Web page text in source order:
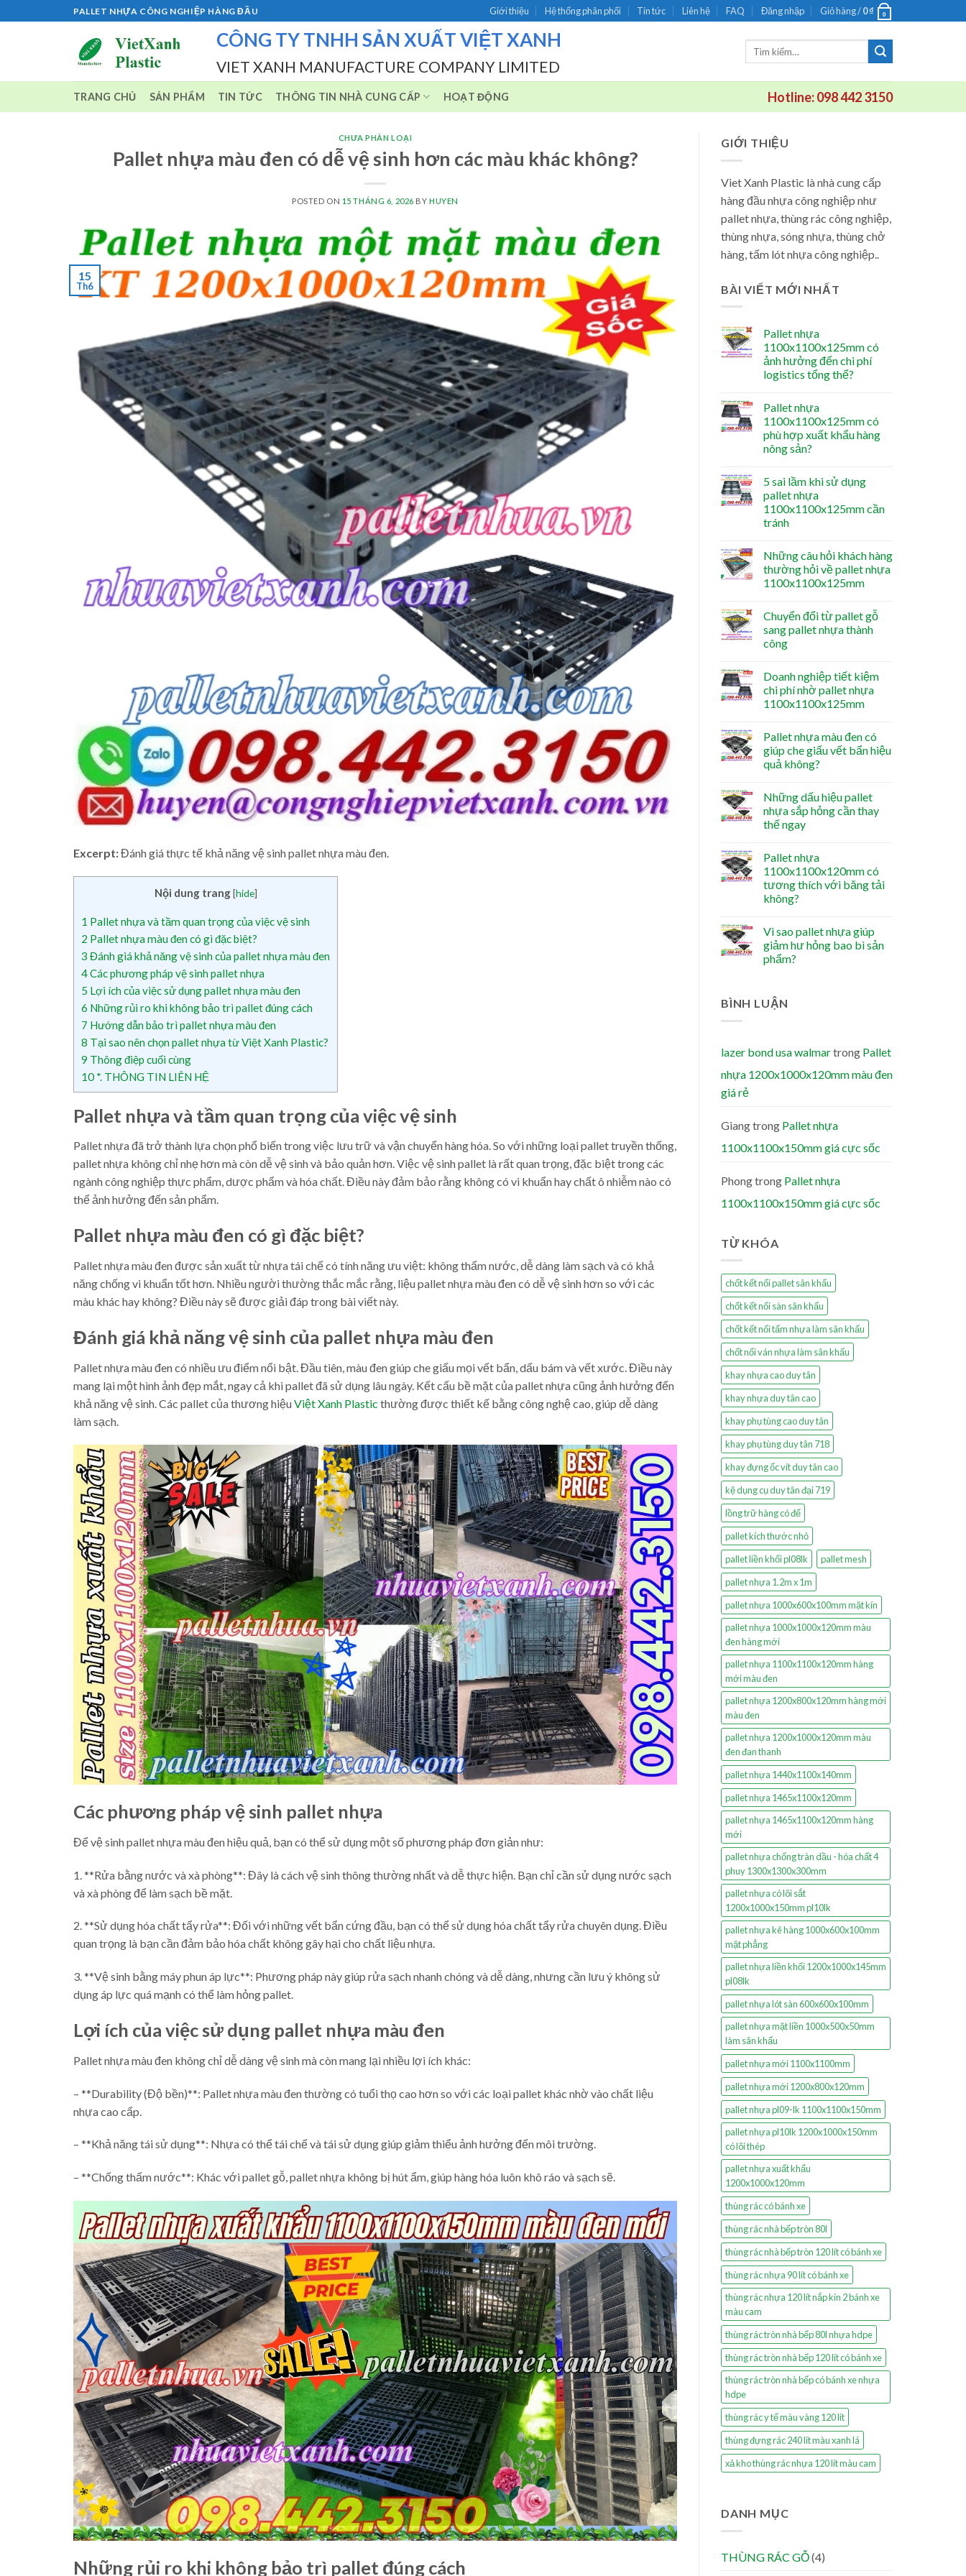
to
PALLET NHỰA CÔNG NGHIỆP HÀNG ĐẦU Giới thiệu Hệ thống phân phối Tin tức Liên hệ FAQ Đăng nhập Giỏ hàng /0₫ 0
CÔNG TY TNHH SẢN XUẤT VIỆT XANH
VIET XANH MANUFACTURE COMPANY LIMITED
TRANG CHỦ SẢN PHẨM TIN TỨC THÔNG TIN NHÀ CUNG CẤP HOẠT ĐỘNG Hotline: 098 442 3150
CHƯA PHÂN LOẠI
Pallet nhựa màu đen có dễ vệ sinh hơn các màu khác không?
POSTED ON 15 THÁNG 6, 2026 BY HUYEN
15
Th6
Excerpt:Đánh giá thực tế khả năng vệ sinh pallet nhựa màu đen.
Nội dung trang [hide]
1 Pallet nhựa và tầm quan trọng của việc vệ sinh
2 Pallet nhựa màu đen có gì đặc biệt?
3 Đánh giá khả năng vệ sinh của pallet nhựa màu đen
4Các phương pháp vệ sinh pallet nhựa
5 Lợi ích của việc sử dụng pallet nhựa màu đen
6 Những rủi ro khi không bảo trì pallet đúng cách
7 Hướng dẫn bảo trì pallet nhựa màu đen
8 Tại sao nên chọn pallet nhựa từ Việt Xanh Plastic?
9 Thông điệp cuối cùng
10 *. THÔNG TIN LIÊN HỆ
Pallet nhựa và tầm quan trọng của việc vệ sinh
Pallet nhựa đã trở thành lựa chọn phổ biến trong việc lưu trữ và vận chuyển hàng hóa. So với những loại pallet truyền thống,
pallet nhựa không chỉ nhẹ hơn mà còn dễ vệ sinh và bảo quản hơn. Việc vệ sinh pallet là rất quan trọng, đặc biệt trong các
ngành công nghiệp thực phẩm, dược phẩm và hóa chất. Điều này đảm bảo rằng không có vi khuẩn hay chất ô nhiễm nào có
thể ảnh hưởng đến sản phẩm.
Pallet nhựa màu đen có gì đặc biệt?
Pallet nhựa màu đen được sản xuất từ nhựa tái chế có tính năng ưu việt: không thấm nước, dễ dàng làm sạch và có khả
năng chống vi khuẩn tốt hơn. Nhiều người thường thắc mắc rằng, liệu pallet nhựa màu đen có dễ vệ sinh hơn so với các
màu khác hay không? Điều này sẽ được giải đáp trong bài viết này.
Đánh giá khả năng vệ sinh của pallet nhựa màu đen
Pallet nhựa màu đen có nhiều ưu điểm nổi bật. Đầu tiên, màu đen giúp che giấu mọi vết bẩn, dấu bám và vết xước. Điều này
mang lại một hình ảnh đẹp mắt, ngay cả khi pallet đã sử dụng lâu ngày. Kết cấu bề mặt của pallet nhựa cũng ảnh hưởng đến
khả năng vệ sinh. Các pallet của thương hiệuViệt Xanh Plastic thường được thiết kế bằng công nghệ cao, giúp dễ dàng
làm sạch.
Các phương pháp vệ sinh pallet nhựa
Để vệ sinh pallet nhựa màu đen hiệu quả, bạn có thể sử dụng một số phương pháp đơn giản như:
1. **Rửa bằng nước và xà phòng**: Đây là cách vệ sinh thông thường nhất và dễ thực hiện. Bạn chỉ cần sử dụng nước sạch
và xà phòng để làm sạch bề mặt.
2. **Sử dụng hóa chất tẩy rửa**: Đối với những vết bẩn cứng đầu, bạn có thể sử dụng hóa chất tẩy rửa chuyên dụng. Điều
quan trọng là bạn cần đảm bảo hóa chất không gây hại cho chất liệu nhựa.
3. **Vệ sinh bằng máy phun áp lực**: Phương pháp này giúp rửa sạch nhanh chóng và dễ dàng, nhưng cần lưu ý không sử
dụng áp lực quá mạnh có thể làm hỏng pallet.
Lợi ích của việc sử dụng pallet nhựa màu đen
Pallet nhựa màu đen không chỉ dễ dàng vệ sinh mà còn mang lại nhiều lợi ích khác:
– **Durability (Độ bền)**: Pallet nhựa màu đen thường có tuổi thọ cao hơn so với các loại pallet khác nhờ vào chất liệu
nhựa cao cấp.
– **Khả năng tái sử dụng**: Nhựa có thể tái chế và tái sử dụng giúp giảm thiểu ảnh hưởng đến môi trường.
– **Chống thấm nước**: Khác với pallet gỗ, pallet nhựa không bị hút ẩm, giúp hàng hóa luôn khô ráo và sạch sẽ.
Những rủi ro khi không bảo trì pallet đúng cách
GIỚI THIỆU
Viet Xanh Plastic là nhà cung cấp
hàng đầu nhựa công nghiệp như
pallet nhựa, thùng rác công nghiệp,
thùng nhựa, sóng nhựa, thùng chở
hàng, tấm lót nhựa công nghiệp..
BÀI VIẾT MỚI NHẤT
Pallet nhựa
1100x1100x125mm có
ảnh hưởng đến chi phí
logistics tổng thể?
Pallet nhựa
1100x1100x125mm có
phù hợp xuất khẩu hàng
nông sản?
5 sai lầm khi sử dụng
pallet nhựa
1100x1100x125mm cần
tránh
Những câu hỏi khách hàng
thường hỏi về pallet nhựa
1100x1100x125mm
Chuyển đổi từ pallet gỗ
sang pallet nhựa thành
công
Doanh nghiệp tiết kiệm
chi phí nhờ pallet nhựa
1100x1100x125mm
Pallet nhựa màu đen có
giúp che giấu vết bẩn hiệu
quả không?
Những dấu hiệu pallet
nhựa sắp hỏng cần thay
thế ngay
Pallet nhựa
1100x1100x120mm có
tương thích với băng tải
không?
Vì sao pallet nhựa giúp
giảm hư hỏng bao bì sản
phẩm?
BÌNH LUẬN
lazer bond usa walmartrong Pallet
nhựa 1200x1000x120mm màu đen
giá rẻ
Giangtrong Pallet nhựa
1100x1100x150mm giá cực sốc
Phongtrong Pallet nhựa
1100x1100x150mm giá cực sốc
TỪ KHÓA
chốt kết nối pallet sân khấu
chốt kết nối sàn sân khấu
chốt kết nối tấm nhựa làm sân khấu
chốt nối ván nhựa làm sân khấu
khay nhựa cao duy tân
khay nhựa duy tân cao
khay phụ tùng cao duy tân
khay phụ tùng duy tân 718
khay đựng ốc vít duy tân cao
kệ dụng cụ duy tân đại 719
lồng trữ hàng có đế
pallet kích thước nhỏ
pallet liền khối pl08lk
pallet mesh
pallet nhựa 1.2m x 1m
pallet nhựa 1000x600x100mm mặt kín
pallet nhựa 1000x1000x120mm màu
đen hàng mới
pallet nhựa 1100x1100x120mm hàng
mới màu đen
pallet nhựa 1200x800x120mm hàng mới
màu đen
pallet nhựa 1200x1000x120mm màu
đen đan thanh
pallet nhựa 1440x1100x140mm
pallet nhựa 1465x1100x120mm
pallet nhựa 1465x1100x120mm hàng
mới
pallet nhựa chống tràn dầu - hóa chất 4
phuy 1300x1300x300mm
pallet nhựa có lõi sắt
1200x1000x150mm pl10lk
pallet nhựa kê hàng 1000x600x100mm
mặt phẳng
pallet nhựa liền khối 1200x1000x145mm
pl08lk
pallet nhựa lót sàn 600x600x100mm
pallet nhựa mặt liền 1000x500x50mm
làm sân khấu
pallet nhựa mới 1100x1100mm
pallet nhựa mới 1200x800x120mm
pallet nhựa pl09-lk 1100x1100x150mm
pallet nhựa pl10lk 1200x1000x150mm
có lõi thép
pallet nhựa xuất khẩu
1200x1000x120mm
thùng rác có bánh xe
thùng rác nhà bếp tròn 80l
thùng rác nhà bếp tròn 120 lít có bánh xe
thùng rác nhựa 90 lít có bánh xe
thùng rác nhựa 120 lít nắp kín 2 bánh xe
màu cam
thùng rác tròn nhà bếp 80l nhựa hdpe
thùng rác tròn nhà bếp 120 lít có bánh xe
thùng rác tròn nhà bếp có bánh xe nhựa
hdpe
thùng rác y tế màu vàng 120 lít
thùng đựng rác 240 lít màu xanh lá
xả kho thùng rác nhựa 120 lít màu cam
DANH MỤC
THÙNG RÁC GỖ(4)